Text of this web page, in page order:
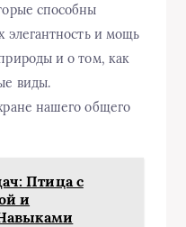
способны
элегантность и мощь
и о том, как
виды.
нашего общего
Птица с
и